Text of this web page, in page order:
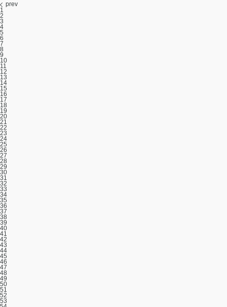
prev
1
2
3
4
5
6
7
8
9
10
11
12
13
14
15
16
17
18
19
20
21
22
23
24
25
26
27
28
29
30
31
32
33
34
35
36
37
38
39
40
41
42
43
44
45
46
47
48
49
50
51
52
53